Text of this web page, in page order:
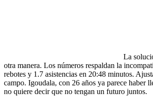
La
otra manera. Los números respaldan la
rebotes y 1.7 asistencias en 20:48 minutos.
campo. Igoudala, con 26 años ya parece haber
no quiere decir que no tengan un futuro juntos.